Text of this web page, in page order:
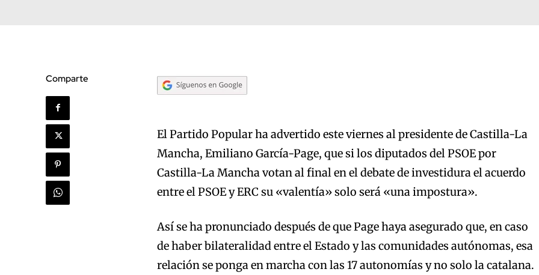
Comparte
El Partido Popular ha advertido este viernes al presidente de Castilla-La
Mancha, Emiliano García-Page, que si los diputados del PSOE por
Castilla-La Mancha votan al final en el debate de investidura el acuerdo
entre el PSOE y ERC su «valentía» solo será «una impostura».
Así se ha pronunciado después de que Page haya asegurado que, en caso
de haber bilateralidad entre el Estado y las comunidades autónomas, esa
relación se ponga en marcha con las 17 autonomías y no solo la catalana.